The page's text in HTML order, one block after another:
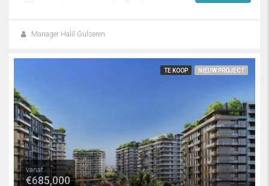
Manager Halil Gülseren
TE KOOP NIEUW PROJECT
vanaf
€685,000